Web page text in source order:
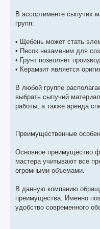
В ассортименте сыпучих
групп:
• Щебень может стать
• Песок незаменим для
• Грунт позволяет
• Керамзит является
В любой группе
выбрать сыпучий
работы, а также аренда
Преимущественные
Основное преимущество
мастера учитывают все
огромными объемами.
В данную компанию
преимущества. Именно
удобство современного